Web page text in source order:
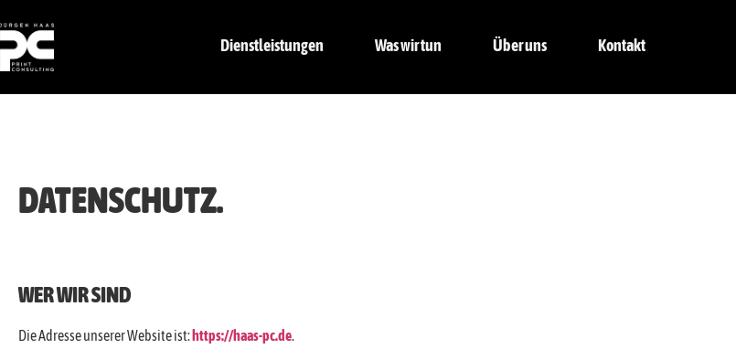
Dienstleistungen Was wir tun Über uns Kontakt
DATENSCHUTZ.
WER WIR SIND
Die Adresse unserer Website ist: https://haas-pc.de.